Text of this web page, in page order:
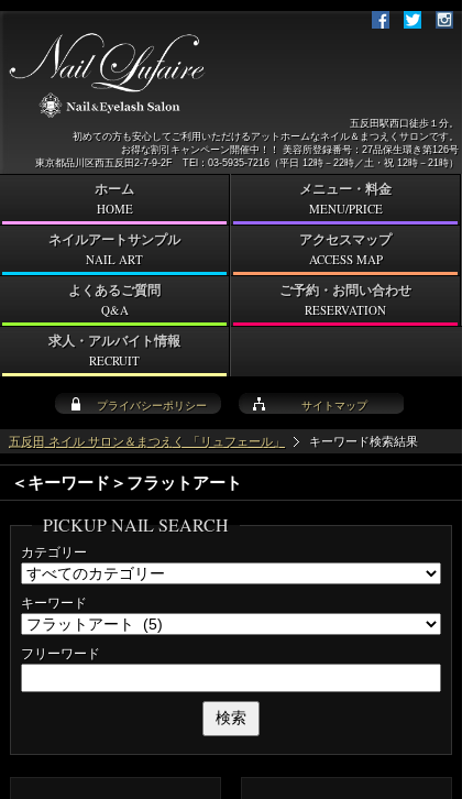
五反田 ネイル サロン＆まつえく 「リュフェール」 キーワード検索結果
＜キーワード＞フラットアート
PICKUP NAIL SEARCH
カテゴリー
キーワード
フリーワード
プライバシーポリシー サイトマップ
五反田駅西口徒歩１分。
初めての方も安心してご利用いただけるアットホームなネイル＆まつえくサロンです。
お得な割引キャンペーン開催中！！ 美容所登録番号：27品保生環き第126号
東京都品川区西五反田2-7-9-2F TEl：03-5935-7216（平日 12時－22時／土・祝 12時－21時）
ホーム
HOME
メニュー・料金
MENU/PRICE
ネイルアートサンプル
NAIL ART
アクセスマップ
ACCESS MAP
よくあるご質問
Q&A
ご予約・お問い合わせ
RESERVATION
求人・アルバイト情報
RECRUIT